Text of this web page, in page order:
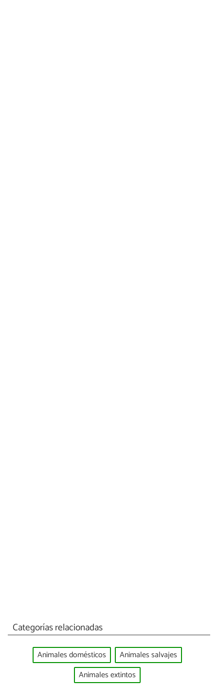
Categorías relacionadas
Animales domésticos
Animales salvajes
Animales extintos